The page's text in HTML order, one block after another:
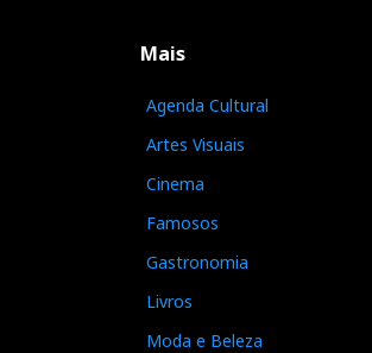
Mais
Agenda Cultural
Artes Visuais
Cinema
Famosos
Gastronomia
Livros
Moda e Beleza